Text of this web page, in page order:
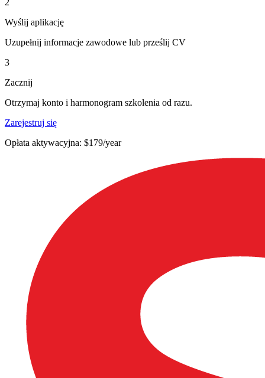
2
Wyślij aplikację
Uzupełnij informacje zawodowe lub prześlij CV
3
Zacznij
Otrzymaj konto i harmonogram szkolenia od razu.
Zarejestruj się
Opłata aktywacyjna: $179/year